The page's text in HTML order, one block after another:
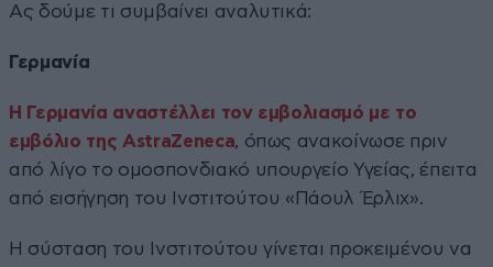
Ας δούμε τι συμβαίνει αναλυτικά:
Γερμανία
Η Γερμανία αναστέλλει τον εμβολιασμό με το
εμβόλιο της AstraZeneca, όπως ανακοίνωσε πριν
από λίγο το ομοσπονδιακό υπουργείο Υγείας, έπειτα
από εισήγηση του Ινστιτούτου «Πάουλ Έρλιχ».
Η σύσταση του Ινστιτούτου γίνεται προκειμένου να